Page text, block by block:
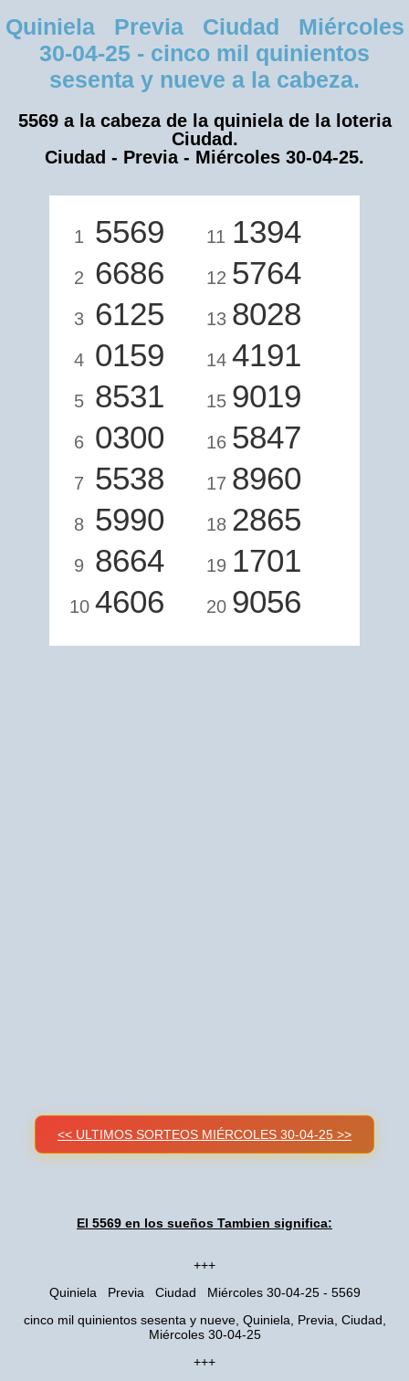
Quiniela Previa Ciudad Miércoles
30-04-25 - cinco mil quinientos
sesenta y nueve a la cabeza.
5569 a la cabeza de la quiniela de la loteria
Ciudad.
Ciudad - Previa - Miércoles 30-04-25.
1 5569
2 6686
3 6125
4 0159
5 8531
6 0300
7 5538
8 5990
9 8664
10 4606
11 1394
12 5764
13 8028
14 4191
15 9019
16 5847
17 8960
18 2865
19 1701
20 9056
<< ULTIMOS SORTEOS MIÉRCOLES 30-04-25 >>
El 5569 en los sueños Tambien significa:
+++
Quiniela Previa Ciudad Miércoles 30-04-25 - 5569
cinco mil quinientos sesenta y nueve, Quiniela, Previa, Ciudad,
Miércoles 30-04-25
+++